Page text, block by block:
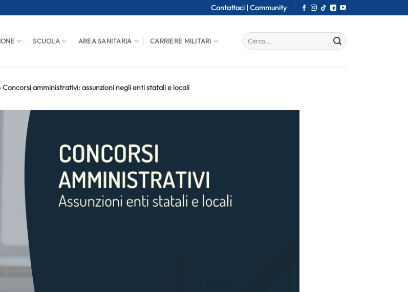
Contattaci | Community
SCUOLA AREA SANITARIA CARRIERE MILITARI
Concorsi amministrativi: assunzioni negli enti statali e locali